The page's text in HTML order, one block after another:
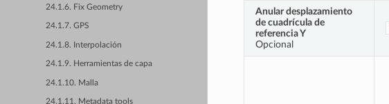
24.1.6. Fix Geometry
24.1.7. GPS
24.1.8. Interpolación
24.1.9. Herramientas de capa
24.1.10. Malla
24.1.11. Metadata tools
Anular desplazamiento
de cuadrícula de
referencia Y
Opcional